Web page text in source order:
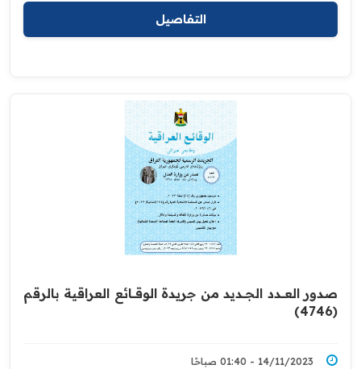
التفاصيل
صدور العــــدد الجـــديد من جريدة ‏الوقــــائع العراقية بالرقم
(4746)‏
14/11/2023 - 01:40 صباحًا